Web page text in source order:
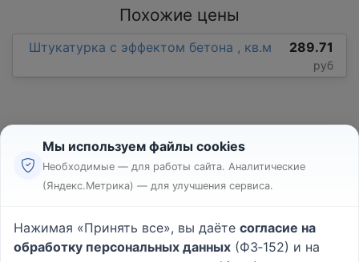
Похожие цены
Штукатурка с эффектом бетона , кв.м 289.71
руб
Реклама
Пользовательское соглашение
Политика конфиденциальности
Мы используем файлы cookies
Необходимые — для работы сайта. Аналитические
(Яндекс.Метрика) — для улучшения сервиса.
Нажимая «Принять все», вы даёте согласие на
обработку персональных данных (ФЗ‑152) и на